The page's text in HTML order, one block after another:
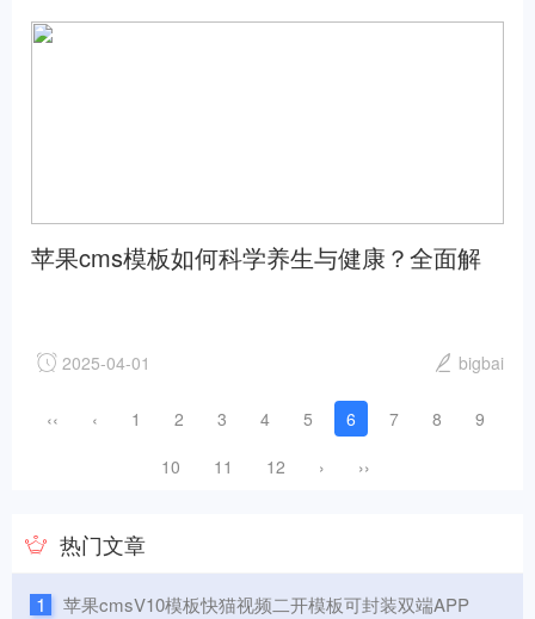
苹果cms模板如何科学养生与健康？全面解
2025-04-01 bigbai
‹‹ ‹ 1 2 3 4 5 6 7 8
9
10
11 12 › ››
热门文章
1 苹果cmsV10模板快猫视频二开模板可封装双端APP